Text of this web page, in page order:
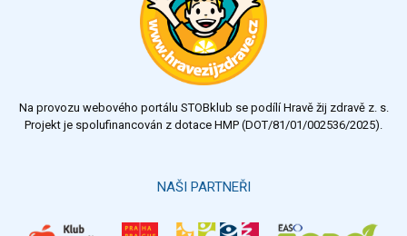
Výsledky Všechny ankety
Na provozu webového portálu STOBklub se podílí Hravě žij zdravě z. s.
Projekt je spolufinancován z dotace HMP (DOT/81/01/002536/2025).
NAŠI PARTNEŘI